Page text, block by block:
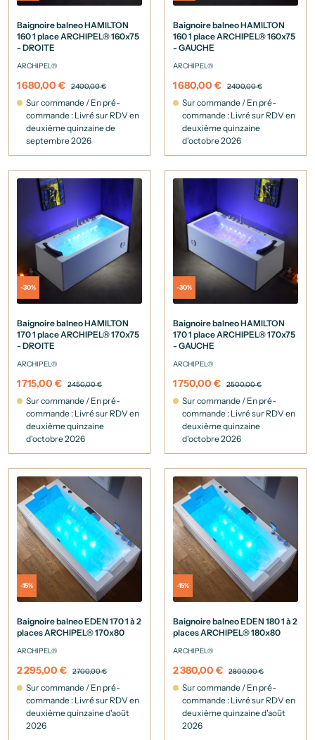
Baignoire balneo HAMILTON
160 1 place ARCHIPEL® 160x75
- DROITE
ARCHIPEL®
1 680,00 € 2 400,00 €
Sur commande / En pré-
commande : Livré sur RDV en
deuxième quinzaine de
septembre 2026
Baignoire balneo HAMILTON
160 1 place ARCHIPEL® 160x75
- GAUCHE
ARCHIPEL®
1 680,00 € 2 400,00 €
Sur commande / En pré-
commande : Livré sur RDV en
deuxième quinzaine
d'octobre 2026
-30%
Baignoire balneo HAMILTON
170 1 place ARCHIPEL® 170x75
- DROITE
ARCHIPEL®
1 715,00 € 2 450,00 €
Sur commande / En pré-
commande : Livré sur RDV en
deuxième quinzaine
d'octobre 2026
-30%
Baignoire balneo HAMILTON
170 1 place ARCHIPEL® 170x75
- GAUCHE
ARCHIPEL®
1 750,00 € 2 500,00 €
Sur commande / En pré-
commande : Livré sur RDV en
deuxième quinzaine
d'octobre 2026
-15%
Baignoire balneo EDEN 170 1 à 2
places ARCHIPEL® 170x80
ARCHIPEL®
2 295,00 € 2 700,00 €
Sur commande / En pré-
commande : Livré sur RDV en
deuxième quinzaine d'août
2026
-15%
Baignoire balneo EDEN 180 1 à 2
places ARCHIPEL® 180x80
ARCHIPEL®
2 380,00 € 2 800,00 €
Sur commande / En pré-
commande : Livré sur RDV en
deuxième quinzaine d'août
2026